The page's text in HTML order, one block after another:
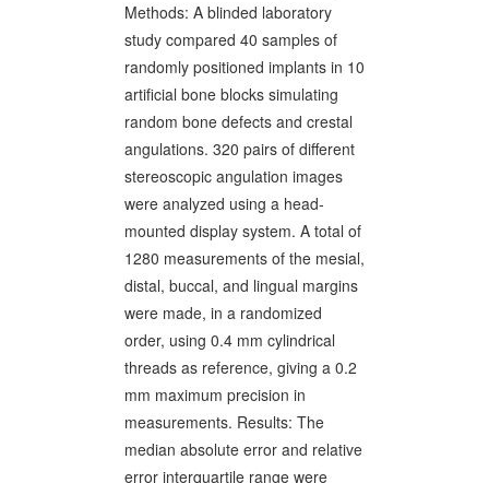
Methods: A blinded laboratory
study compared 40 samples of
randomly positioned implants in 10
artificial bone blocks simulating
random bone defects and crestal
angulations. 320 pairs of different
stereoscopic angulation images
were analyzed using a head-
mounted display system. A total of
1280 measurements of the mesial,
distal, buccal, and lingual margins
were made, in a randomized
order, using 0.4 mm cylindrical
threads as reference, giving a 0.2
mm maximum precision in
measurements. Results: The
median absolute error and relative
error interquartile range were